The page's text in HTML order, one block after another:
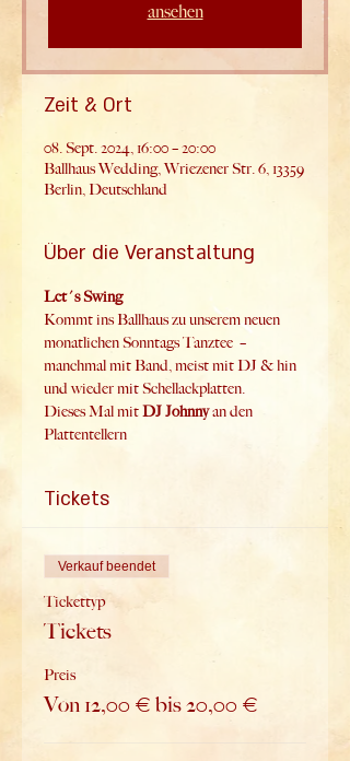
ansehen
Zeit & Ort
08. Sept. 2024, 16:00 – 20:00
Ballhaus Wedding, Wriezener Str. 6, 13359
Berlin, Deutschland
Über die Veranstaltung
Let´s Swing
Kommt ins Ballhaus zu unserem neuen
monatlichen Sonntags Tanztee  –
manchmal mit Band, meist mit DJ & hin
und wieder mit Schellackplatten.
Dieses Mal mit DJ Johnny an den
Plattentellern
Tickets
Verkauf beendet
Tickettyp
Tickets
Preis
Von 12,00 € bis 20,00 €